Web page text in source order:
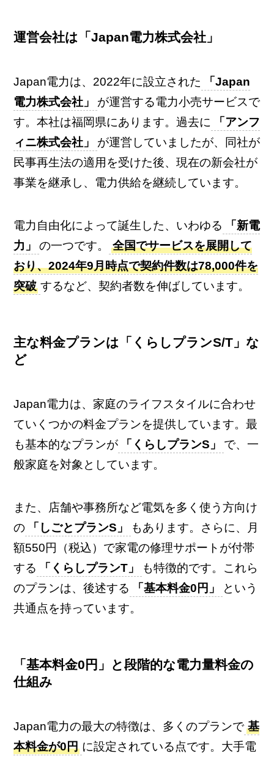
運営会社は「Japan電力株式会社」
Japan電力は、2022年に設立された
「Japan
電力株式会社」
が運営する電力小売サービスで
す。本社は福岡県にあります。過去に
「アンフ
ィニ株式会社」
が運営していましたが、同社が
民事再生法の適用を受けた後、現在の新会社が
事業を継承し、電力供給を継続しています。
電力自由化によって誕生した、いわゆる
「新電
力」
の一つです。
全国でサービスを展開して
おり、2024年9月時点で契約件数は78,000件を
突破 するなど、契約者数を伸ばしています。
主な料金プランは「くらしプランS/T」な
ど
Japan電力は、家庭のライフスタイルに合わせ
ていくつかの料金プランを提供しています。最
も基本的なプランが
「くらしプランS」
で、一
般家庭を対象としています。
また、店舗や事務所など電気を多く使う方向け
の
「しごとプランS」
もあります。さらに、月
額550円（税込）で家電の修理サポートが付帯
する
「くらしプランT」
も特徴的です。これら
のプランは、後述する
「基本料金0円」
という
共通点を持っています。
「基本料金0円」と段階的な電力量料金の
仕組み
Japan電力の最大の特徴は、多くのプランで 基
本料金が0円 に設定されている点です。大手電